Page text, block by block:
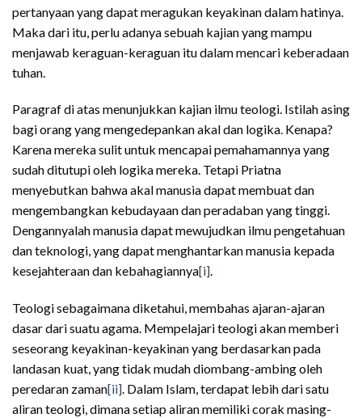
pertanyaan yang dapat meragukan keyakinan dalam hatinya.
Maka dari itu, perlu adanya sebuah kajian yang mampu
menjawab keraguan-keraguan itu dalam mencari keberadaan
tuhan.
Paragraf di atas menunjukkan kajian ilmu teologi. Istilah asing
bagi orang yang mengedepankan akal dan logika. Kenapa?
Karena mereka sulit untuk mencapai pemahamannya yang
sudah ditutupi oleh logika mereka. Tetapi Priatna
menyebutkan bahwa akal manusia dapat membuat dan
mengembangkan kebudayaan dan peradaban yang tinggi.
Dengannyalah manusia dapat mewujudkan ilmu pengetahuan
dan teknologi, yang dapat menghantarkan manusia kepada
kesejahteraan dan kebahagiannya[i].
Teologi sebagaimana diketahui, membahas ajaran-ajaran
dasar dari suatu agama. Mempelajari teologi akan memberi
seseorang keyakinan-keyakinan yang berdasarkan pada
landasan kuat, yang tidak mudah diombang-ambing oleh
peredaran zaman[ii]. Dalam Islam, terdapat lebih dari satu
aliran teologi, dimana setiap aliran memiliki corak masing-